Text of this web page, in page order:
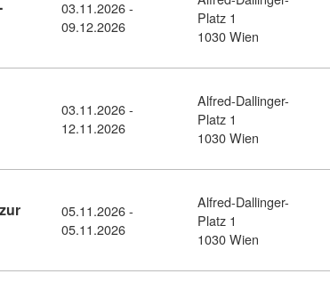
inklusive KI-Unterstützung (11456355)
03.11.2026 -
09.12.2026
Platz 1
1030 Wien
Kursdetail: JavaScript Grundlagen mit KI-
03.11.2026 -
12.11.2026
Alfred-Dallinger-
Platz 1
1030 Wien
ein praxisnaher Einstieg zur digitalen Inklusion
05.11.2026 -
05.11.2026
Alfred-Dallinger-
Platz 1
1030 Wien